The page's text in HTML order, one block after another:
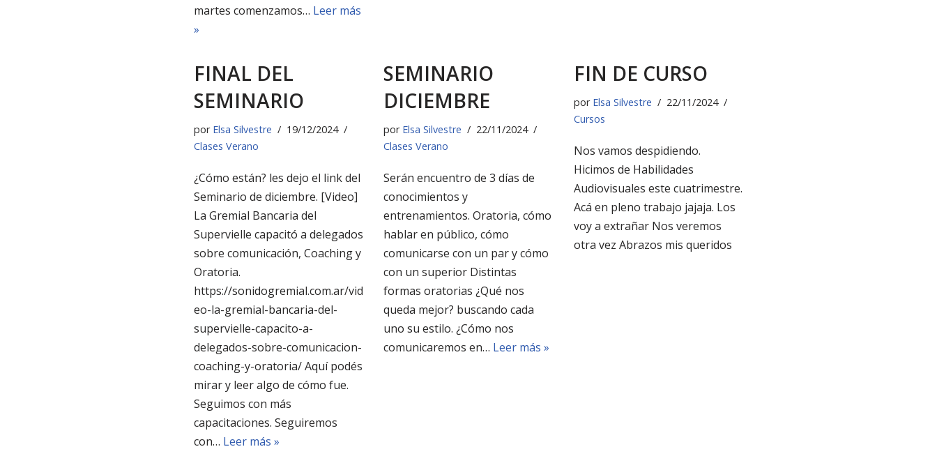
martes comenzamos… Leer más
»
FINAL DEL
SEMINARIO
por Elsa Silvestre
19/12/2024
Clases Verano
¿Cómo están? les dejo el link del
Seminario de diciembre. [Video]
La Gremial Bancaria del
Supervielle capacitó a delegados
sobre comunicación, Coaching y
Oratoria.
https://sonidogremial.com.ar/vid
eo-la-gremial-bancaria-del-
supervielle-capacito-a-
delegados-sobre-comunicacion-
coaching-y-oratoria/ Aquí podés
mirar y leer algo de cómo fue.
Seguimos con más
capacitaciones. Seguiremos
con… Leer más »
SEMINARIO
DICIEMBRE
por Elsa Silvestre
22/11/2024
Clases Verano
Serán encuentro de 3 días de
conocimientos y
entrenamientos. Oratoria, cómo
hablar en público, cómo
comunicarse con un par y cómo
con un superior Distintas
formas oratorias ¿Qué nos
queda mejor? buscando cada
uno su estilo. ¿Cómo nos
comunicaremos en… Leer más »
FIN DE CURSO
por Elsa Silvestre
22/11/2024
Cursos
Nos vamos despidiendo.
Hicimos de Habilidades
Audiovisuales este cuatrimestre.
Acá en pleno trabajo jajaja. Los
voy a extrañar Nos veremos
otra vez Abrazos mis queridos